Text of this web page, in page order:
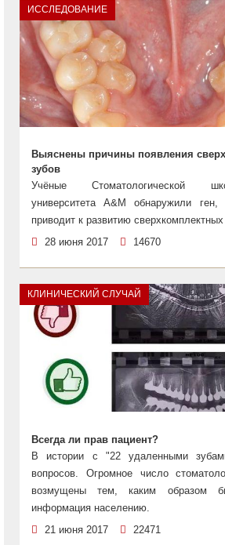
ИССЛЕДОВАНИЕ
Выяснены причины появления
зубов
Учёные Стоматологической
университета A&M обнаружили ген,
приводит к развитию сверхкомплектных
28 июня 2017
14670
КЛИНИЧЕСКИЙ СЛУЧАЙ
Всегда ли прав пациент?
В истории с "22 удаленными
вопросов. Огромное число
возмущены тем, каким образом
информация населению.
21 июня 2017
22471